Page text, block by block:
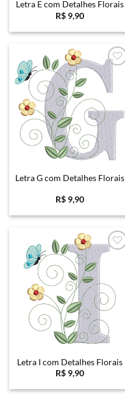
Letra E com Detalhes Florais
R$ 9,90
Favoritar
Letra G com Detalhes Florais
R$ 9,90
Favoritar
Letra I com Detalhes Florais
R$ 9,90